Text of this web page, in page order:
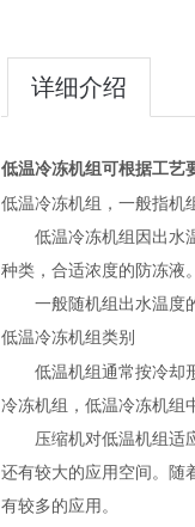
详细介绍
低温冷冻机组可根据工艺
低温冷冻机组，一般指机
低温冷冻机组因出水
种类，合适浓度的防冻液。
一般随机组出水温度的
低温冷冻机组类别
低温机组通常按冷却形
冷冻机组，低温冷冻机组
压缩机对低温机组适应
还有较大的应用空间。随
有较多的应用。